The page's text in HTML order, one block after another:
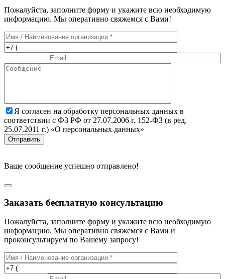
Пожалуйста, заполните форму и укажите всю необходимую
информацию. Мы оперативно свяжемся с Вами!
Я согласен на обработку персональных данных в
соответствии с ФЗ РФ от 27.07.2006 г. 152-ФЗ (в ред.
25.07.2011 г.) «О персональных данных»
Отправить
Ваше сообщение успешно отправлено!
Заказать бесплатную консультацию
Пожалуйста, заполните форму и укажите всю необходимую
информацию. Мы оперативно свяжемся с Вами и
проконсультируем по Вашему запросу!